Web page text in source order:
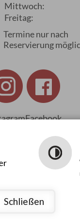
Mittwoch:
Freitag:
Termine nur nach
Reservierung
Facebook
Schließen